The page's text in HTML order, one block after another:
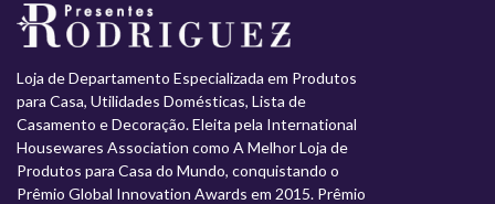
Loja de Departamento Especializada em Produtos
para Casa, Utilidades Domésticas, Lista de
Casamento e Decoração. Eleita pela International
Housewares Association como A Melhor Loja de
Produtos para Casa do Mundo, conquistando o
Prêmio Global Innovation Awards em 2015. Prêmio